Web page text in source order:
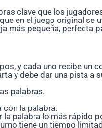
clave que los
en el juego original se
más pequeña, perfecta
y cada uno recibe un
y debe dar una pista a
palabras.
con la palabra.
la palabra lo más rápido
tiene un tiempo